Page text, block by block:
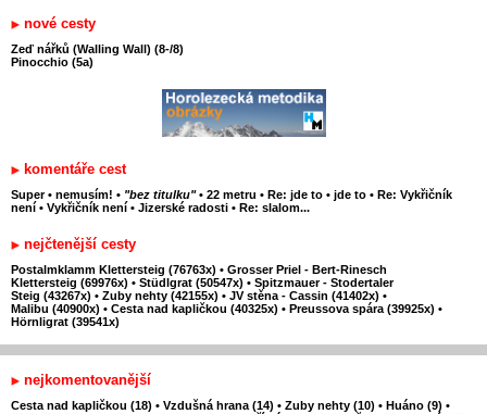
nové cesty
Zeď nářků (Walling Wall) (8-/8)
Pinocchio (5a)
komentáře cest
Super • nemusím! • "bez titulku" • 22 metru • Re: jde to • jde to • Re: Vykřičník
není • Vykřičník není • Jizerské radosti • Re: slalom...
nejčtenější cesty
Postalmklamm Klettersteig (76763x) • Grosser Priel - Bert-Rinesch
Klettersteig (69976x) • Stüdlgrat (50547x) • Spitzmauer - Stodertaler
Steig (43267x) • Zuby nehty (42155x) • JV stěna - Cassin (41402x) •
Malibu (40900x) • Cesta nad kapličkou (40325x) • Preussova spára (39925x) •
Hörnligrat (39541x)
nejkomentovanější
Cesta nad kapličkou (18) • Vzdušná hrana (14) • Zuby nehty (10) • Huáno (9) •